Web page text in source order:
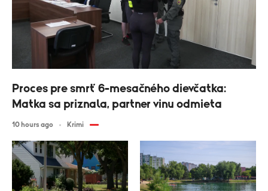
Proces pre smrť 6-mesačného dievčatka:
Matka sa priznala, partner vinu odmieta
10 hours ago Krimi